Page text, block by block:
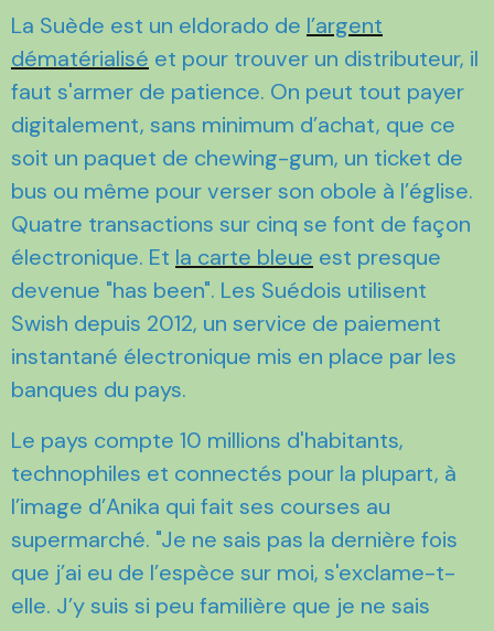
La Suède est un eldorado de l’argent
dématérialisé et pour trouver un distributeur, il
faut s'armer de patience. On peut tout payer
digitalement, sans minimum d’achat, que ce
soit un paquet de chewing-gum, un ticket de
bus ou même pour verser son obole à l’église.
Quatre transactions sur cinq se font de façon
électronique. Et la carte bleue est presque
devenue "has been". Les Suédois utilisent
Swish depuis 2012, un service de paiement
instantané électronique mis en place par les
banques du pays.
Le pays compte 10 millions d'habitants,
technophiles et connectés pour la plupart, à
l’image d’Anika qui fait ses courses au
supermarché. "Je ne sais pas la dernière fois
que j’ai eu de l’espèce sur moi, s'exclame-t-
elle. J’y suis si peu familière que je ne sais